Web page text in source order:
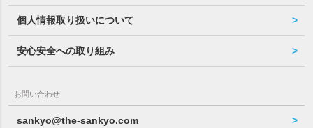
個人情報取り扱いについて
安心安全への取り組み
お問い合わせ
sankyo@the-sankyo.com